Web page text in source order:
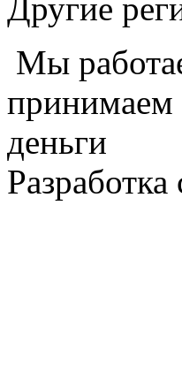
Другие
Мы
принимаем
деньги
Разработка